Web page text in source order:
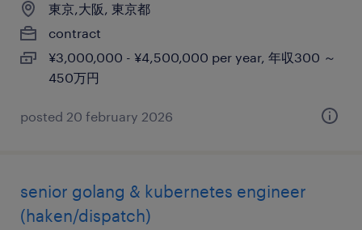
東京,大阪, 東京都
contract
¥3,000,000 - ¥4,500,000 per year, 年収300 ～
450万円
posted 20 february 2026
senior golang & kubernetes engineer
(haken/dispatch)